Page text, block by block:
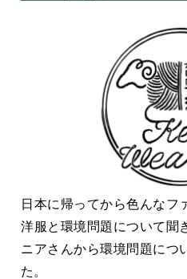
日本に帰ってから色んなフ
洋服と環境問題について聞
ニアさんから環境問題につ
た。